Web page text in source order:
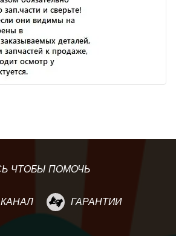
ЧТОБЫ ПОМОЧЬ
ГАРАНТИИ